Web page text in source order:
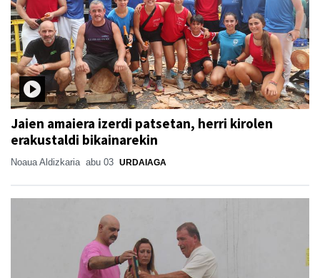
Jaien amaiera izerdi patsetan, herri kirolen
erakustaldi bikainarekin
Noaua Aldizkaria abu 03 URDAIAGA